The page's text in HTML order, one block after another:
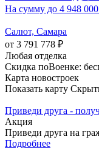
На сумму до 4 948
Салют, Самара
от 3 791 778 ₽
Любая отделка
Скидка поВоенке:
Карта новостроек
Показать карту
Приведи друга -
Акция
Приведи друга на
Подробнее